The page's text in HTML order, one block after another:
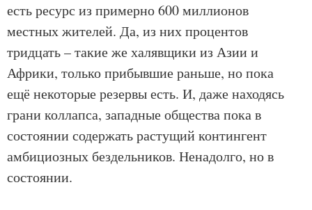
есть ресурс из примерно 600 миллионов
местных жителей. Да, из них процентов
тридцать – такие же халявщики из Азии и
Африки, только прибывшие раньше, но пока
ещё некоторые резервы есть. И, даже находясь
грани коллапса, западные общества пока в
состоянии содержать растущий контингент
амбициозных бездельников. Ненадолго, но в
состоянии.